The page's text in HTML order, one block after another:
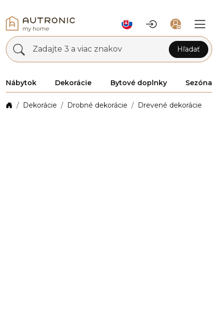
Zadajte 3 a viac znakov Hľadať
Nábytok Dekorácie Bytové doplnky Sezóna
Dekorácie Drobné dekorácie Drevené dekorácie